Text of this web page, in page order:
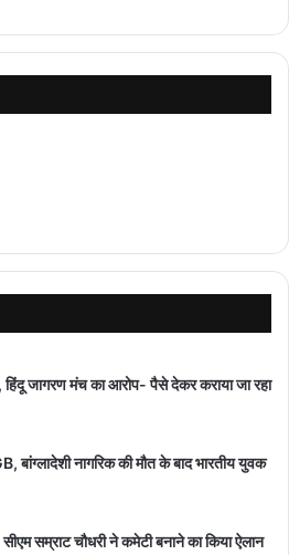
हिंदू जागरण मंच का आरोप- पैसे देकर कराया जा रहा
नागरिक की मौत के बाद भारतीय युवक
सीएम सम्राट चौधरी ने कमेटी बनाने का किया ऐलान